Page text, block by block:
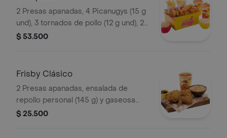
2 Presas apanadas, 4 Picanugys (15 g
und), 3 tornados de pollo (12 g und), 2
porciones de papas francesas
$ 53.500
Frisby Clásico
2 Presas apanadas, ensalada de
repollo personal (145 g) y gaseosa
(325 ml)
$ 25.500